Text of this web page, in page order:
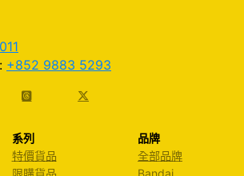
+852 9883 5293
系列
特價貨品
品牌
全部品牌